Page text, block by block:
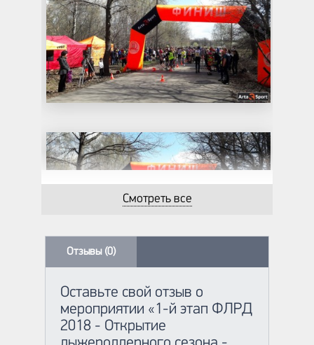
Смотреть все
Отзывы (0)
Оставьте свой отзыв о
мероприятии «1-й этап ФЛРД
2018 - Открытие